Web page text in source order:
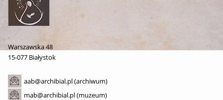
Warszawska 48
15-077 Białystok
aab@archibial.pl (archiwum)
mab@archibial.pl (muzeum)